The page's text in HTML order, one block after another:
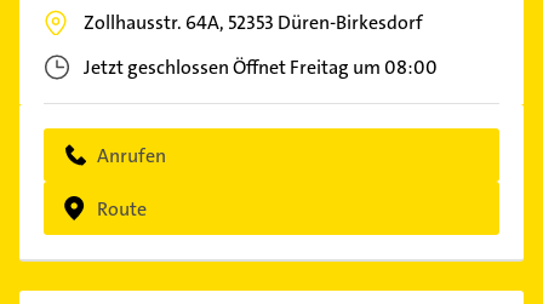
Zollhausstr. 64A, 52353 Düren-Birkesdorf
Jetzt geschlossenÖffnet Freitag um 08:00
Anrufen
Route